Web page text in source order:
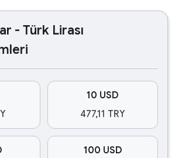
- Türk Lirası
10 USD
477,11 TRY
100 USD